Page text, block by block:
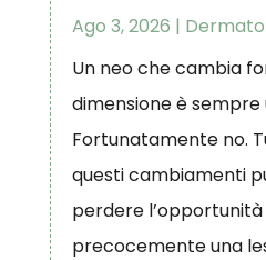
Ago 3, 2026 |
Un neo che cambia
dimensione è
Fortunatamente no.
questi cambiamenti
perdere l’opportunità
precocemente una